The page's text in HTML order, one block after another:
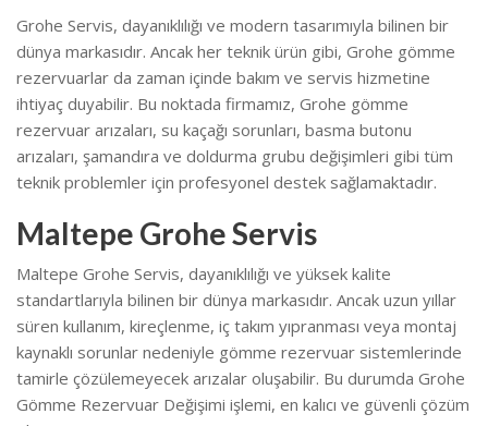
Grohe Servis, dayanıklılığı ve modern tasarımıyla bilinen bir
dünya markasıdır. Ancak her teknik ürün gibi, Grohe gömme
rezervuarlar da zaman içinde bakım ve servis hizmetine
ihtiyaç duyabilir. Bu noktada firmamız, Grohe gömme
rezervuar arızaları, su kaçağı sorunları, basma butonu
arızaları, şamandıra ve doldurma grubu değişimleri gibi tüm
teknik problemler için profesyonel destek sağlamaktadır.
Maltepe Grohe Servis
Maltepe Grohe Servis, dayanıklılığı ve yüksek kalite
standartlarıyla bilinen bir dünya markasıdır. Ancak uzun yıllar
süren kullanım, kireçlenme, iç takım yıpranması veya montaj
kaynaklı sorunlar nedeniyle gömme rezervuar sistemlerinde
tamirle çözülemeyecek arızalar oluşabilir. Bu durumda Grohe
Gömme Rezervuar Değişimi işlemi, en kalıcı ve güvenli çözüm